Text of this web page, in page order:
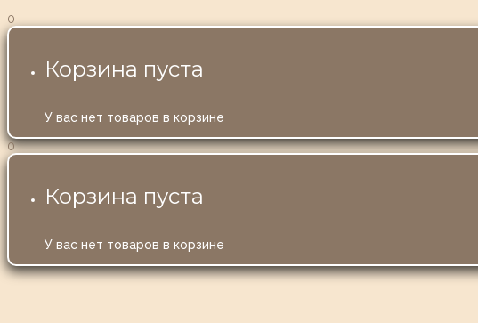
0
Корзина пуста
У вас нет товаров в корзине
0
Корзина пуста
У вас нет товаров в корзине